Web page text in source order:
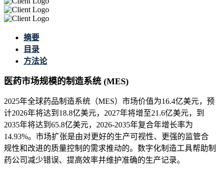
摘要
目录
方法论
医药市场规模的制造系统 (MES)
2025年全球药品制造系统（MES）市场价值为16.4亿美元，预
计2026年将达到18.8亿美元，2027年将增至21.6亿美元，到
2035年将达到65.8亿美元，2026-2035年复合年增长率为
14.93%。市场扩张是由对更好的生产可视性、更强的监管合
规性和改进的质量控制的需求推动的。数字化制造工具帮助制
药公司减少错误、提高效率并维护准确的生产记录。